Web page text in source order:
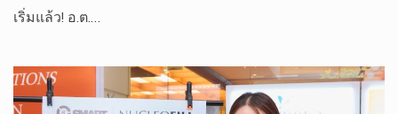
เริ่มแล้ว! อ.ต.…